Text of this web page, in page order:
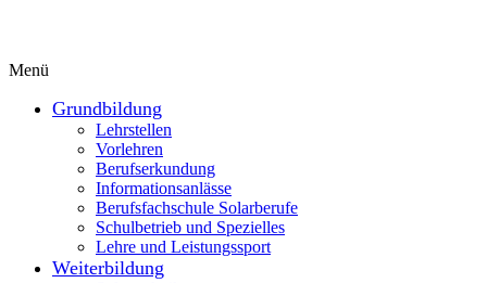
Menü
Grundbildung
Lehrstellen
Vorlehren
Berufserkundung
Informationsanlässe
Berufsfachschule Solarberufe
Schulbetrieb und Spezielles
Lehre und Leistungssport
Weiterbildung